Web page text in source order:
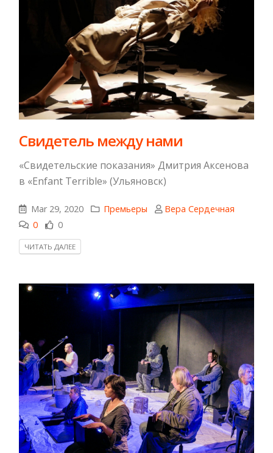
Свидетель между нами
«Свидетельские показания» Дмитрия Аксенова
в «Enfant Terrible» (Ульяновск)
Mar 29, 2020 Премьеры
Вера Сердечная
0
0
ЧИТАТЬ ДАЛЕЕ